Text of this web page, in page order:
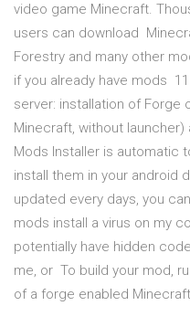
video game Minecraft.
users can download
Forestry and many other
if you already have mods
server: installation of Forge
Minecraft, without
Mods Installer is automatic
install them in your android
updated every days, you
mods install a virus on my
potentially have hidden
me, or To build your mod,
of a forge enabled